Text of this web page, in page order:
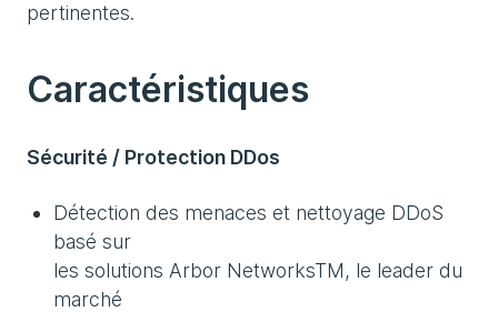
pertinentes.
Caractéristiques
Sécurité / Protection DDos
Détection des menaces et nettoyage DDoS
basé sur
les solutions Arbor NetworksTM, le leader du
marché